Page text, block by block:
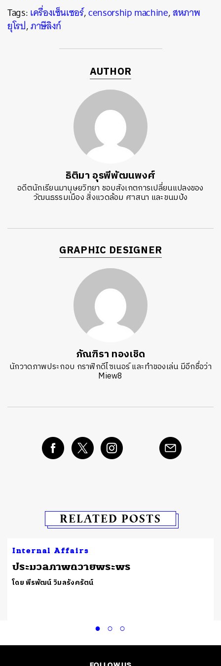
Tags:เครื่องเซ็นเซอร์,censorship machine,สหภาพ
ยุโรป,ภาษีลิงก์
AUTHOR
ธิติมา อุรพีพัฒนพงศ์
อดีตนักเรียนมานุษยวิทยา ชอบสังเกตการเปลี่ยนแปลงของ
วัฒนธรรมเมือง สิ่งแวดล้อม ศาสนา และขนมปัง
GRAPHIC DESIGNER
ภัณฑิรา ทองเชิด
นักวาดภาพประกอบ กราฟิกดีไซเนอร์ และทำของเล่น มีอีกชื่อว่า
Miew8
RELATED POSTS
Internal Affairs
ประมวลภาพถวายพระพร
โดย พีรพัฒน์ วิมลรังครัตน์